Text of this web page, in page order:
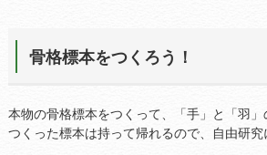
骨格標本をつくろう！
本物の骨格標本をつくって、「手」と「羽」
つくった標本は持って帰れるので、自由研究